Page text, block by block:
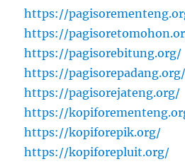
https://
https://
https://pagisorebitung.org/
https://pagisorepadang.org/
https://pagisorejateng.org/
https://
https://kopiforepik.org/
https://kopiforepluit.org/